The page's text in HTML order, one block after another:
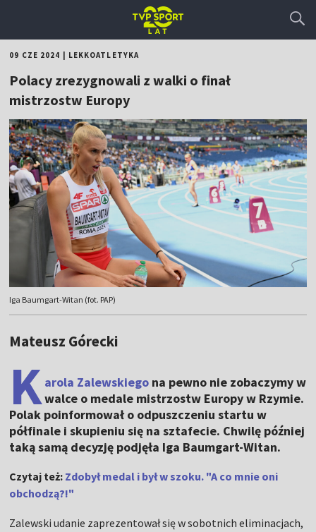
09 CZE 2024 LEKKOATLETYKA
Polacy zrezygnowali z walki o finał
mistrzostw Europy
Iga Baumgart-Witan (fot. PAP)
Mateusz Górecki
Karola Zalewskiego na pewno nie zobaczymy w
walce o medale mistrzostw Europy w Rzymie.
Polak poinformował o odpuszczeniu startu w
półfinale i skupieniu się na sztafecie. Chwilę później
taką samą decyzję podjęła Iga Baumgart-Witan.
Czytaj też: Zdobył medal i był w szoku. "A co mnie oni
obchodzą?!"
Zalewski udanie zaprezentował się w sobotnich eliminacjach,